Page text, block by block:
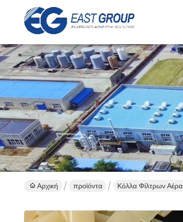
Αρχική προϊόντα Κόλλα Φίλτρων Αέρα